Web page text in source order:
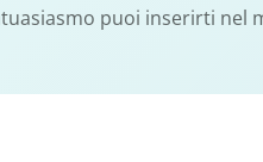
puoi inserirti nel